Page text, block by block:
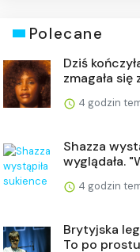
Polecane
Dziś
zmagała się
4 godzin
Shazza
wyglądała.
4 godzin
Brytyjska
To po